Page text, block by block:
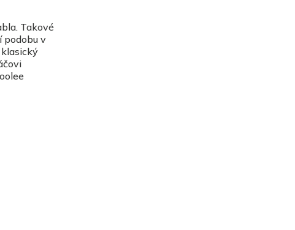
Takové
podobu v